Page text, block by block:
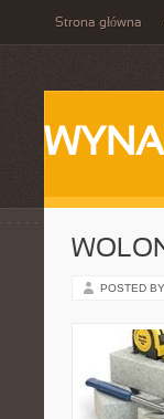
Strona główna
POSTED